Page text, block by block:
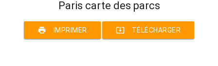
Paris carte des parcs
print IMPRIMER system_update_alt TÉLÉCHARGER